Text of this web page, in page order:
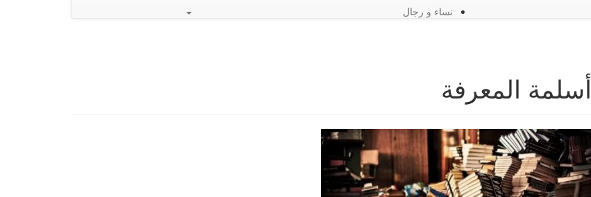
نساء و رجال
أسلمة المعرفة